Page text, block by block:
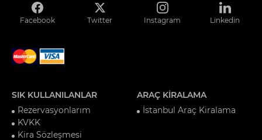
Facebook Twitter Instagram Linkedin
SIK KULLANILANLAR
Rezervasyonlarım
KVKK
Kira Sözleşmesi
ARAÇ KİRALAMA
İstanbul Araç Kiralama